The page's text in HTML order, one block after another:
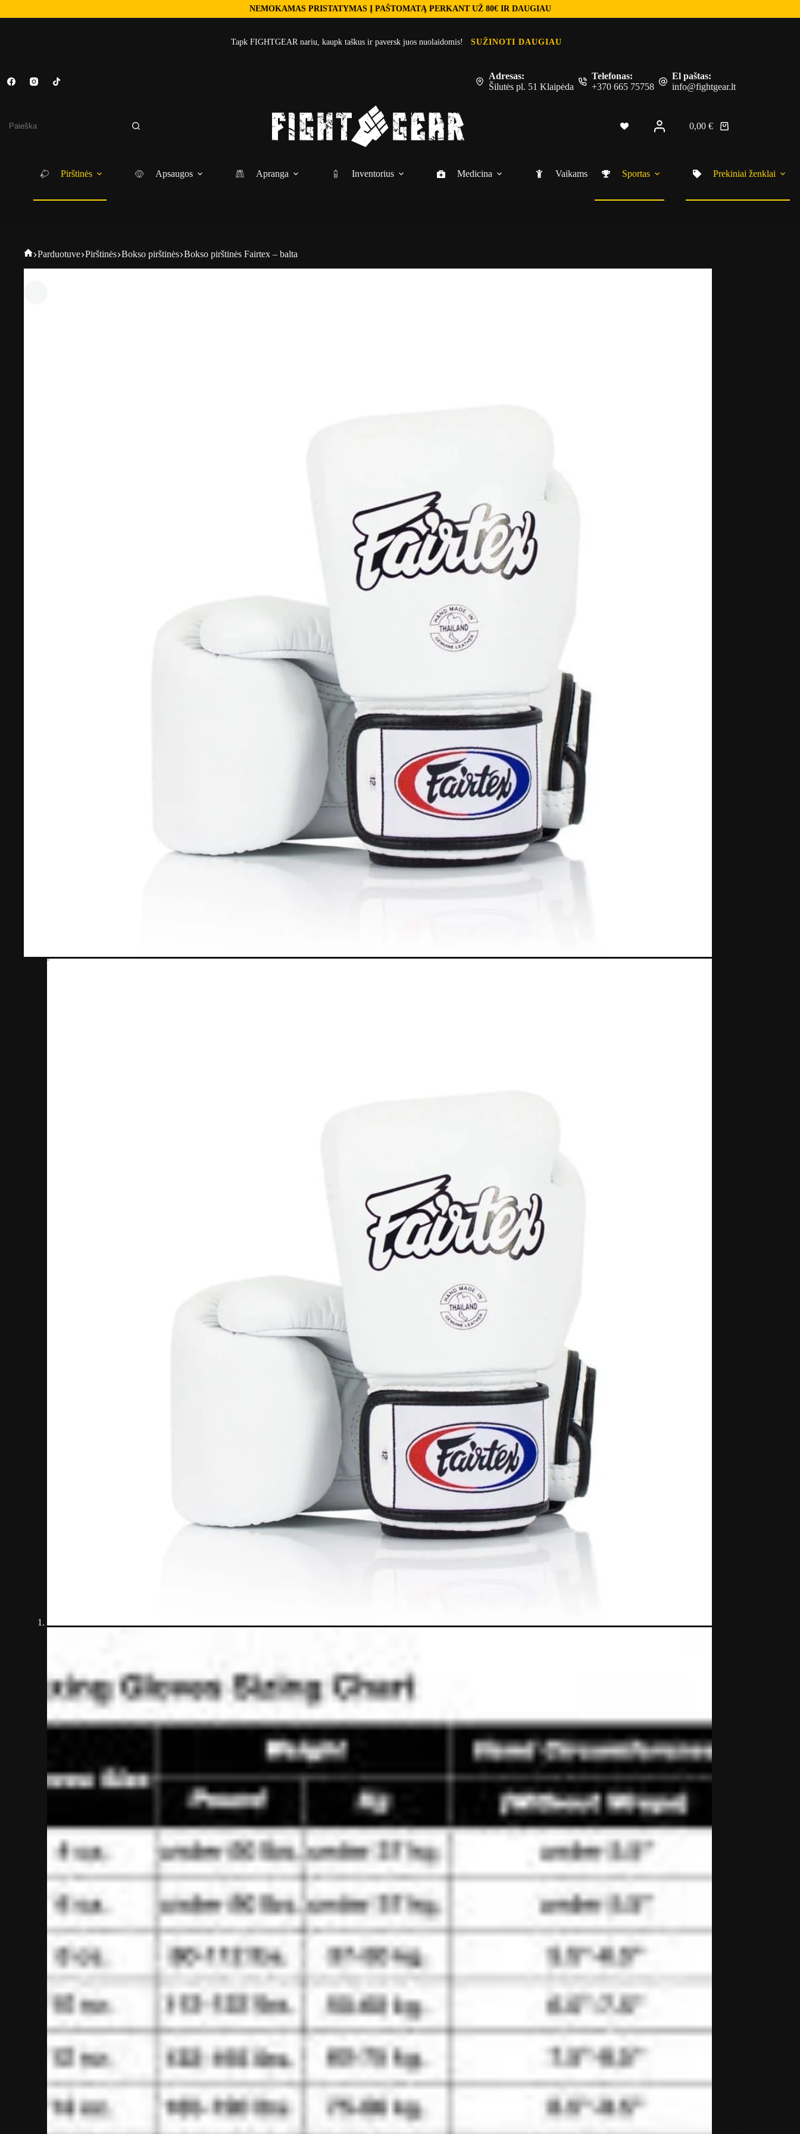
NEMOKAMAS PRISTATYMAS Į PAŠTOMATĄ PERKANT UŽ 80€ IR DAUGIAU
Tapk FIGHTGEAR nariu, kaupk taškus ir paversk juos nuolaidomis! SUŽINOTI DAUGIAU
Adresas:
Šilutės pl. 51 Klaipėda
Telefonas:
+370 665 75758
El paštas:
info@fightgear.lt
Shopping
0,00€
Pirštinės Apsaugos Apranga Inventorius Medicina Vaikams Sportas Prekiniai ženklai
Fightgear
Parduotuve Pirštinės Bokso pirštinės Bokso pirštinės Fairtex – balta